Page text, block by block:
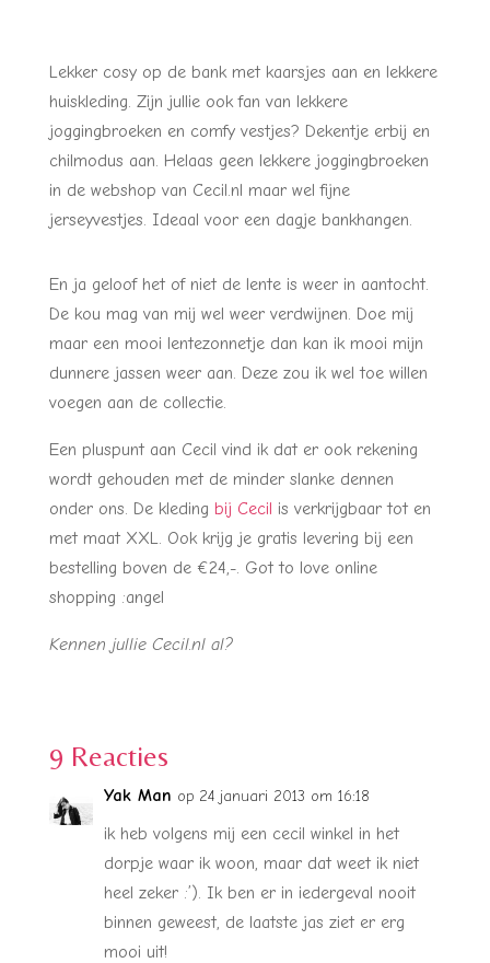
Lekker cosy op de bank met kaarsjes aan en lekkere
huiskleding. Zijn jullie ook fan van lekkere
joggingbroeken en comfy vestjes? Dekentje erbij en
chilmodus aan. Helaas geen lekkere joggingbroeken
in de webshop van Cecil.nl maar wel fijne
jerseyvestjes. Ideaal voor een dagje bankhangen.
En ja geloof het of niet de lente is weer in aantocht.
De kou mag van mij wel weer verdwijnen. Doe mij
maar een mooi lentezonnetje dan kan ik mooi mijn
dunnere jassen weer aan. Deze zou ik wel toe willen
voegen aan de collectie.
Een pluspunt aan Cecil vind ik dat er ook rekening
wordt gehouden met de minder slanke dennen
onder ons. De kleding bij Cecil is verkrijgbaar tot en
met maat XXL. Ook krijg je gratis levering bij een
bestelling boven de €24,-. Got to love online
shopping :angel
Kennen jullie Cecil.nl al?
9 Reacties
Yak Man op 24 januari 2013 om 16:18
ik heb volgens mij een cecil winkel in het
dorpje waar ik woon, maar dat weet ik niet
heel zeker :’). Ik ben er in iedergeval nooit
binnen geweest, de laatste jas ziet er erg
mooi uit!